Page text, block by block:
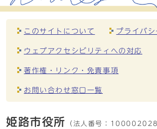
このサイトについて プライバ
ウェブアクセシビリティへの対応
著作権・リンク・免責事項
お問い合わせ窓口一覧
姫路市役所 （法人番号：